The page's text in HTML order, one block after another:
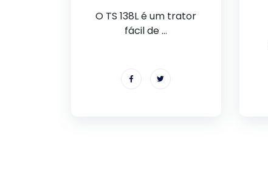
O TS 138L é um trator
fácil de ...